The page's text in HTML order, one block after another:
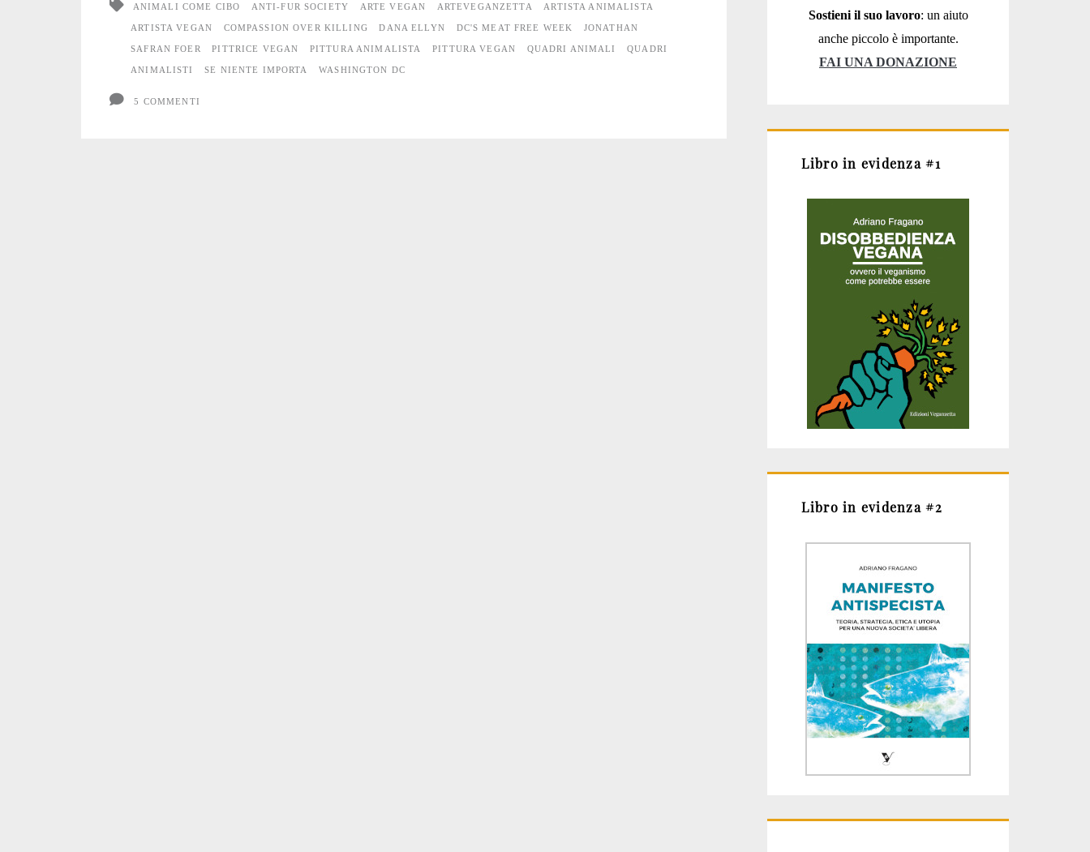
ANIMALI COME CIBO ANTI-FUR SOCIETY ARTE VEGAN ARTEVEGANZETTA ARTISTA ANIMALISTA
ARTISTA VEGAN COMPASSION OVER KILLING DANA ELLYN DC'S MEAT FREE WEEK JONATHAN
SAFRAN FOER PITTRICE VEGAN PITTURA ANIMALISTA PITTURA VEGAN QUADRI ANIMALI QUADRI
ANIMALISTI SE NIENTE IMPORTA WASHINGTON DC
5 COMMENTI
Sostieni il suo lavoro: un aiuto
anche piccolo è importante.
FAI UNA DONAZIONE
Libro in evidenza #1
Libro in evidenza #2